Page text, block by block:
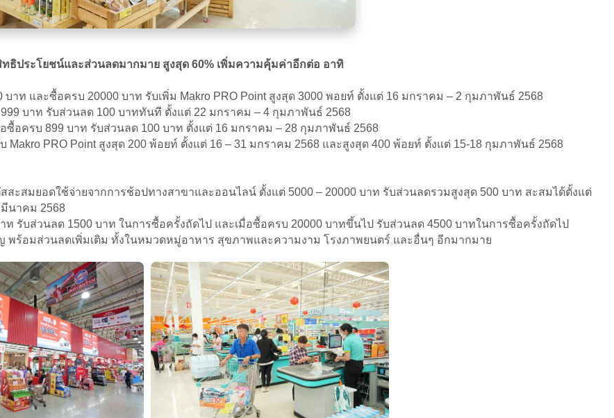
ประโยชน์และส่วนลดมากมาย สูงสุด 60% เพิ่มความคุ้มค่าอีกต่อ อาทิ
ท และซื้อครบ 20000 บาท รับเพิ่ม Makro PRO Point สูงสุด 3000 พอยท์ ตั้งแต่ 16 มกราคม – 2 กุมภาพันธ์ 2568
บาท รับส่วนลด 100 บาททันที ตั้งแต่ 22 มกราคม – 4 กุมภาพันธ์ 2568
อครบ 899 บาท รับส่วนลด 100 บาท ตั้งแต่ 16 มกราคม – 28 กุมภาพันธ์ 2568
PRO Point สูงสุด 200 พ้อยท์ ตั้งแต่ 16 – 31 มกราคม 2568 และสูงสุด 400 พ้อยท์ ตั้งแต่ 15-18 กุมภาพันธ์ 2568
สะสมยอดใช้จ่ายจากการช้อปทางสาขาและออนไลน์ ตั้งแต่ 5000 – 20000 บาท รับส่วนลดรวมสูงสุด 500 บาท สะสมได้ตั้งแต่
นาคม 2568
รับส่วนลด 1500 บาท ในการซื้อครั้งถัดไป และเมื่อซื้อครบ 20000 บาทขึ้นไป รับส่วนลด 4500 บาทในการซื้อครั้งถัดไป
อมส่วนลดเพิ่มเติม ทั้งในหมวดหมู่อาหาร สุขภาพและความงาม โรงภาพยนตร์ และอื่นๆ อีกมากมาย